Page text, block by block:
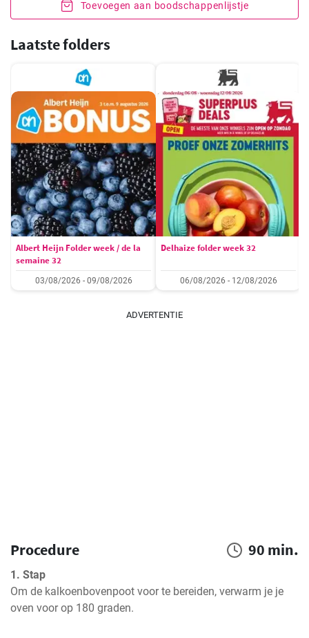
Toevoegen aan boodschappenlijstje
Laatste folders
Albert Heijn Folder week / de la
semaine 32
03/08/2026 - 09/08/2026
Delhaize folder week 32
06/08/2026 - 12/08/2026
ADVERTENTIE
Procedure 90 min.
1. Stap
Om de kalkoenbovenpoot voor te bereiden, verwarm je je
oven voor op 180 graden.